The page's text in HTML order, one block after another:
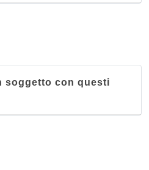
soggetto con questi